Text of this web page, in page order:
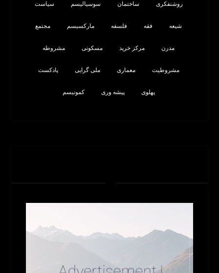
روشنفکری ساختمان سوسیالیسم سیاست
شیعه فقه فلسفه مارکسیسم مجتمع
مدرن مرکز خرید مسکونی مشروطه
مشروطیت معماری ملی گرایی پادکست
پهلوی پیشه وری کمونیسم